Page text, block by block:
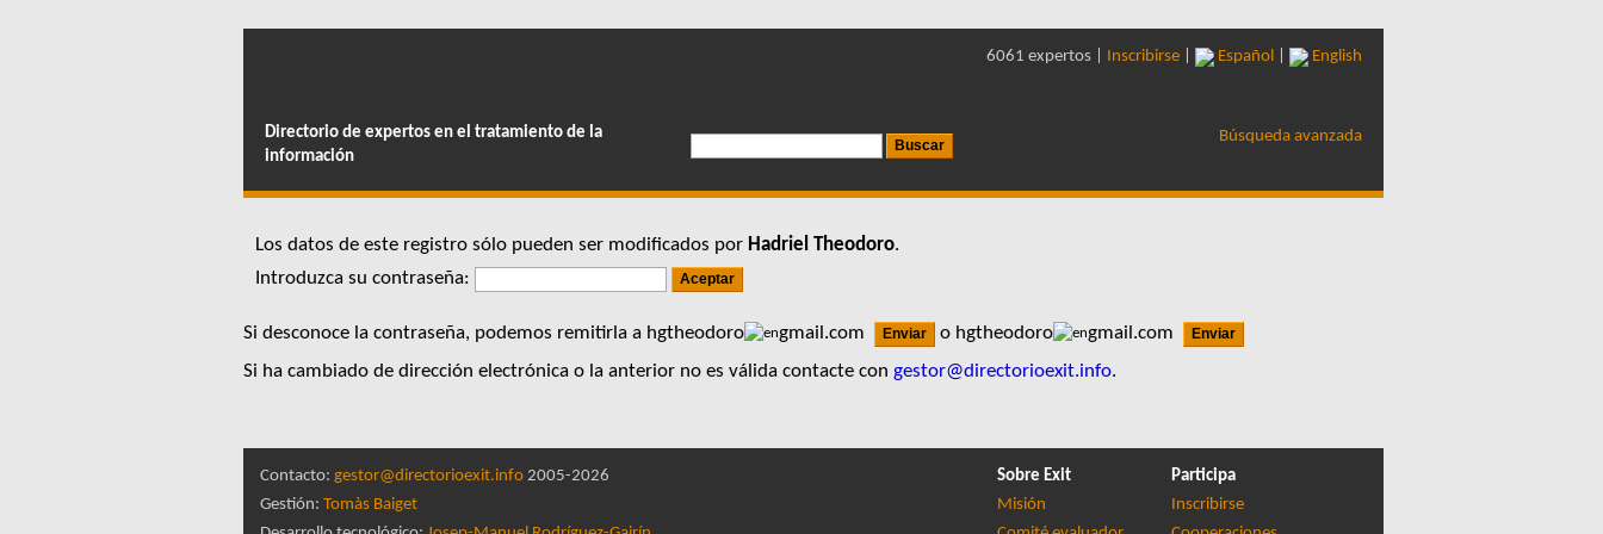
Directorio de expertos en el tratamiento de la
información
6061 expertos | Inscribirse Español English
Búsqueda avanzada
Los datos de este registro sólo pueden ser modificados por Hadriel Theodoro.
Introduzca su contraseña:
Si desconoce la contraseña, podemos remitirla a hgtheodoro gmail.com o hgtheodoro
gmail.com
Si ha cambiado de dirección electrónica o la anterior no es válida contacte con gestor@directorioexit.info.
Contacto: gestor@directorioexit.info 2005-2026
Gestión: Tomàs Baiget
Sobre Exit
Misión
Participa
Inscribirse